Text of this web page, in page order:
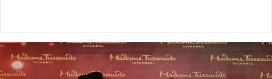
ق
ع